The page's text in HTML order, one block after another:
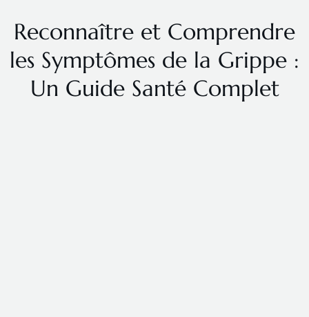
Reconnaître et Comprendre
les Symptômes de la Grippe :
Un Guide Santé Complet